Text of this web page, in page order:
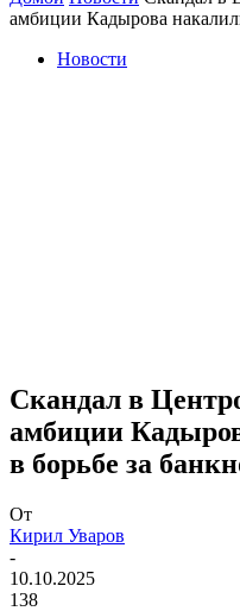
амбиции Кадырова
Новости
Скандал в
амбиции
в борьбе за
От
Кирил Уваров
-
10.10.2025
138